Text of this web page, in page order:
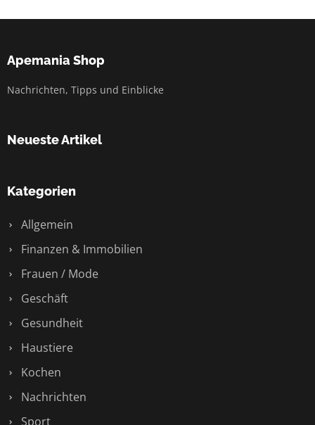
Apemania Shop
Nachrichten, Tipps und Einblicke
Neueste Artikel
Kategorien
Allgemein
Finanzen & Immobilien
Frauen / Mode
Geschäft
Gesundheit
Haustiere
Kochen
Nachrichten
Sport